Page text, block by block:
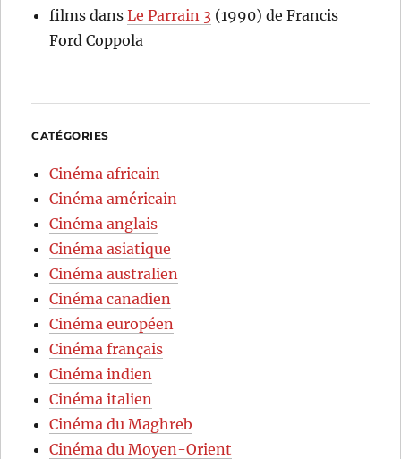
films dansLe Parrain 3 (1990) de Francis
Ford Coppola
CATÉGORIES
Cinéma africain
Cinéma américain
Cinéma anglais
Cinéma asiatique
Cinéma australien
Cinéma canadien
Cinéma européen
Cinéma français
Cinéma indien
Cinéma italien
Cinéma du Maghreb
Cinéma du Moyen-Orient